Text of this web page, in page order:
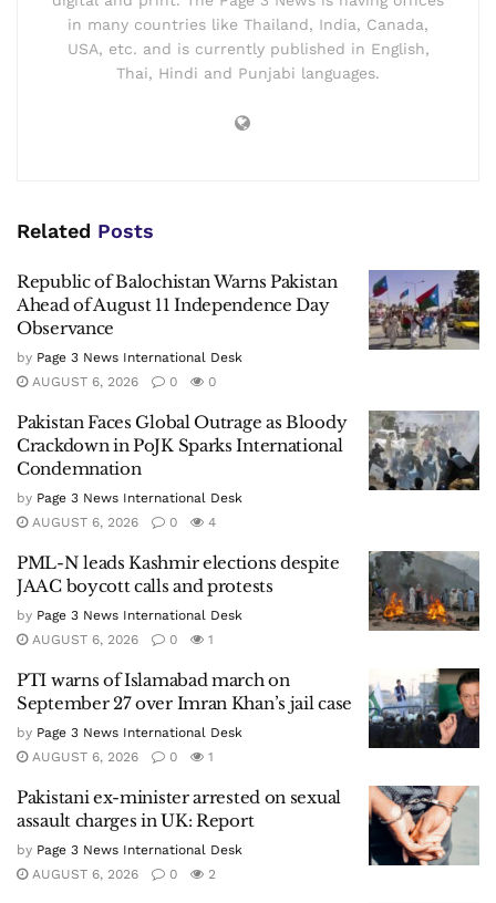
in many countries like Thailand, India, Canada,
USA, etc. and is currently published in English,
Thai, Hindi and Punjabi languages.
Related Posts
Republic of Balochistan Warns Pakistan
Ahead of August 11 Independence Day
Observance
by Page 3 News International Desk
AUGUST 6, 2026
0 0
Pakistan Faces Global Outrage as Bloody
Crackdown in PoJK Sparks International
Condemnation
by Page 3 News International Desk
AUGUST 6, 2026
0 4
PML-N leads Kashmir elections despite
JAAC boycott calls and protests
by Page 3 News International Desk
AUGUST 6, 2026
0 1
PTI warns of Islamabad march on
September 27 over Imran Khan’s jail case
by Page 3 News International Desk
AUGUST 6, 2026
0 1
Pakistani ex-minister arrested on sexual
assault charges in UK: Report
by Page 3 News International Desk
AUGUST 6, 2026
0 2